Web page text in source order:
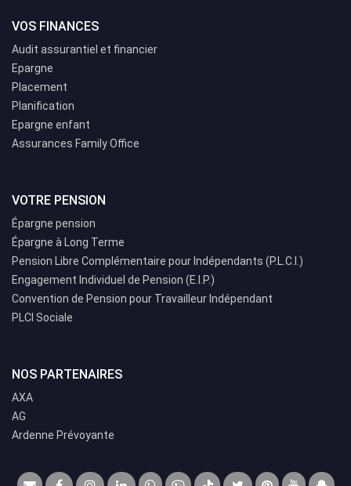
VOS FINANCES
Audit assurantiel et financier
Epargne
Placement
Planification
Epargne enfant
Assurances Family Office
VOTRE PENSION
Épargne pension
Épargne à Long Terme
Pension Libre Complémentaire pour Indépendants (P.L.C.I.)
Engagement Individuel de Pension (E.I.P.)
Convention de Pension pour Travailleur Indépendant
PLCI Sociale
NOS PARTENAIRES
AXA
AG
Ardenne Prévoyante